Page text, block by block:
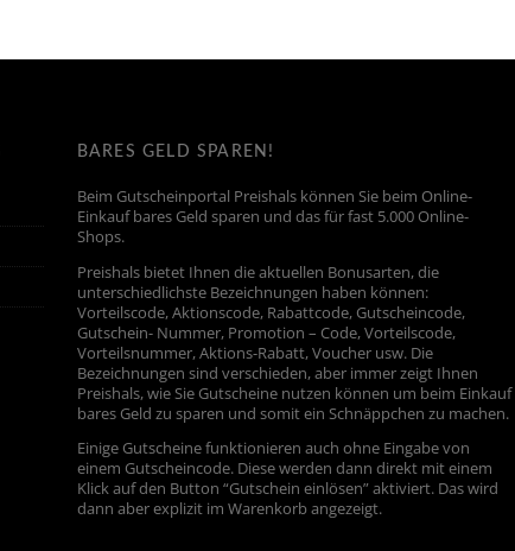
BARES GELD SPAREN!
Beim Gutscheinportal Preishals können Sie beim Online-
Einkauf bares Geld sparen und das für fast 5.000 Online-
Shops.
Preishals bietet Ihnen die aktuellen Bonusarten, die
unterschiedlichste Bezeichnungen haben können:
Vorteilscode, Aktionscode, Rabattcode, Gutscheincode,
Gutschein- Nummer, Promotion – Code, Vorteilscode,
Vorteilsnummer, Aktions-Rabatt, Voucher usw. Die
Bezeichnungen sind verschieden, aber immer zeigt Ihnen
Preishals, wie Sie Gutscheine nutzen können um beim Einkauf
bares Geld zu sparen und somit ein Schnäppchen zu machen.
Einige Gutscheine funktionieren auch ohne Eingabe von
einem Gutscheincode. Diese werden dann direkt mit einem
Klick auf den Button “Gutschein einlösen” aktiviert. Das wird
dann aber explizit im Warenkorb angezeigt.